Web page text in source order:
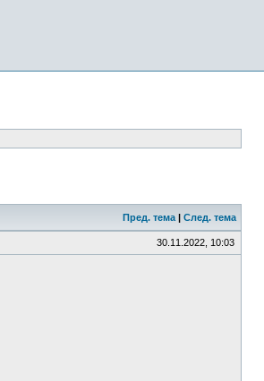
Пред. тема | След. тема
30.11.2022, 10:03